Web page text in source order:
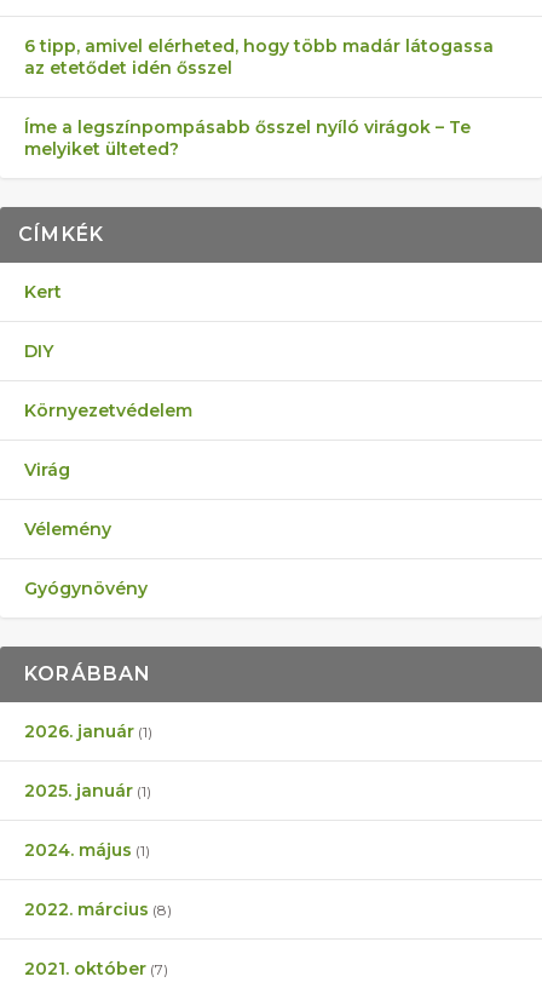
6 tipp, amivel elérheted, hogy több madár látogassa
az etetődet idén ősszel
Íme a legszínpompásabb ősszel nyíló virágok – Te
melyiket ülteted?
CÍMKÉK
Kert
DIY
Környezetvédelem
Virág
Vélemény
Gyógynövény
KORÁBBAN
2026. január (1)
2025. január (1)
2024. május (1)
2022. március (8)
2021. október (7)